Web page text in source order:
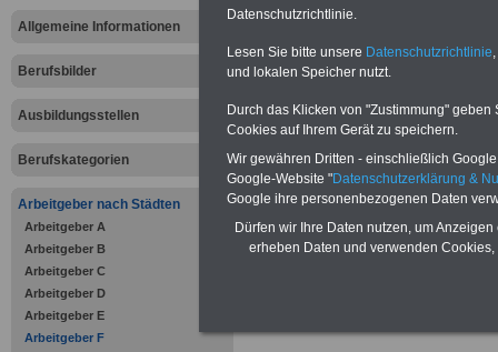
Allgemeine Informationen
Berufsbilder
Ausbildungsstellen
Berufskategorien
Arbeitgeber nach Städten
Arbeitgeber A
Arbeitgeber B
Arbeitgeber C
Arbeitgeber D
Arbeitgeber E
Arbeitgeber F
Vergleichen und sparen
Berufsunfähigkeitsabsicherung-
Krankenzusatzversicherung
Krankenkassen-
Zahnzusatzversicherung
Krankenversicherung
Datenschutzrichtlinie.
Lesen Sie bitte unsere Datenschutzrichtlinie
und lokalen Speicher nutzt.
Durch das Klicken von "Zustimmung"
Cookies auf Ihrem Gerät zu speichern.
Wir gewähren Dritten - einschließlich
Google-Website "Datenschutzerklärung &
Google ihre personenbezogenen Daten
Dürfen wir Ihre Daten nutzen, um
erheben Daten und verwenden